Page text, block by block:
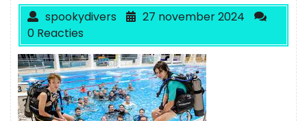
spookydivers
27 november 2024
0 Reacties